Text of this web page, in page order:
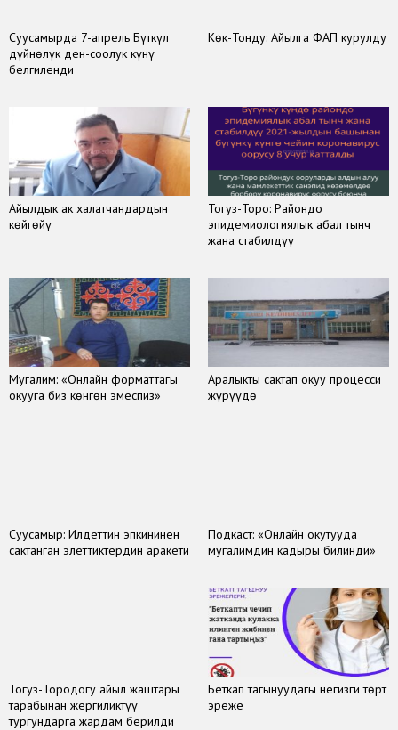
Суусамырда 7-апрель Бүткүл
дүйнөлүк ден-соолук күнү
белгиленди
Көк-Тонду: Айылга ФАП курулду
Айылдык ак халатчандардын
көйгөйү
Тогуз-Торо: Райондо
эпидемиологиялык абал тынч
жана стабилдүү
Мугалим: «Онлайн форматтагы
окууга биз көнгөн эмеспиз»
Аралыкты сактап окуу процесси
жүрүүдө
Суусамыр: Илдеттин эпкининен
сактанган элеттиктердин аракети
Подкаст: «Онлайн окутууда
мугалимдин кадыры билинди»
Тогуз-Тородогу айыл жаштары
тарабынан жергиликтүү
тургундарга жардам берилди
Беткап тагынуудагы негизги төрт
эреже